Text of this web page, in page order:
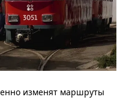
изменят маршруты